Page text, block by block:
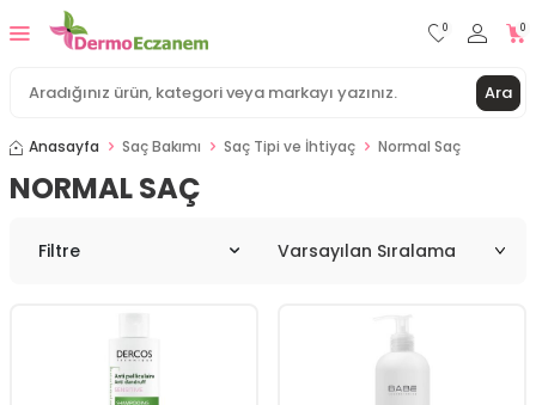
Ara
0 0
Anasayfa Saç Bakımı Saç Tipi ve İhtiyaç Normal Saç
NORMAL SAÇ
Filtre